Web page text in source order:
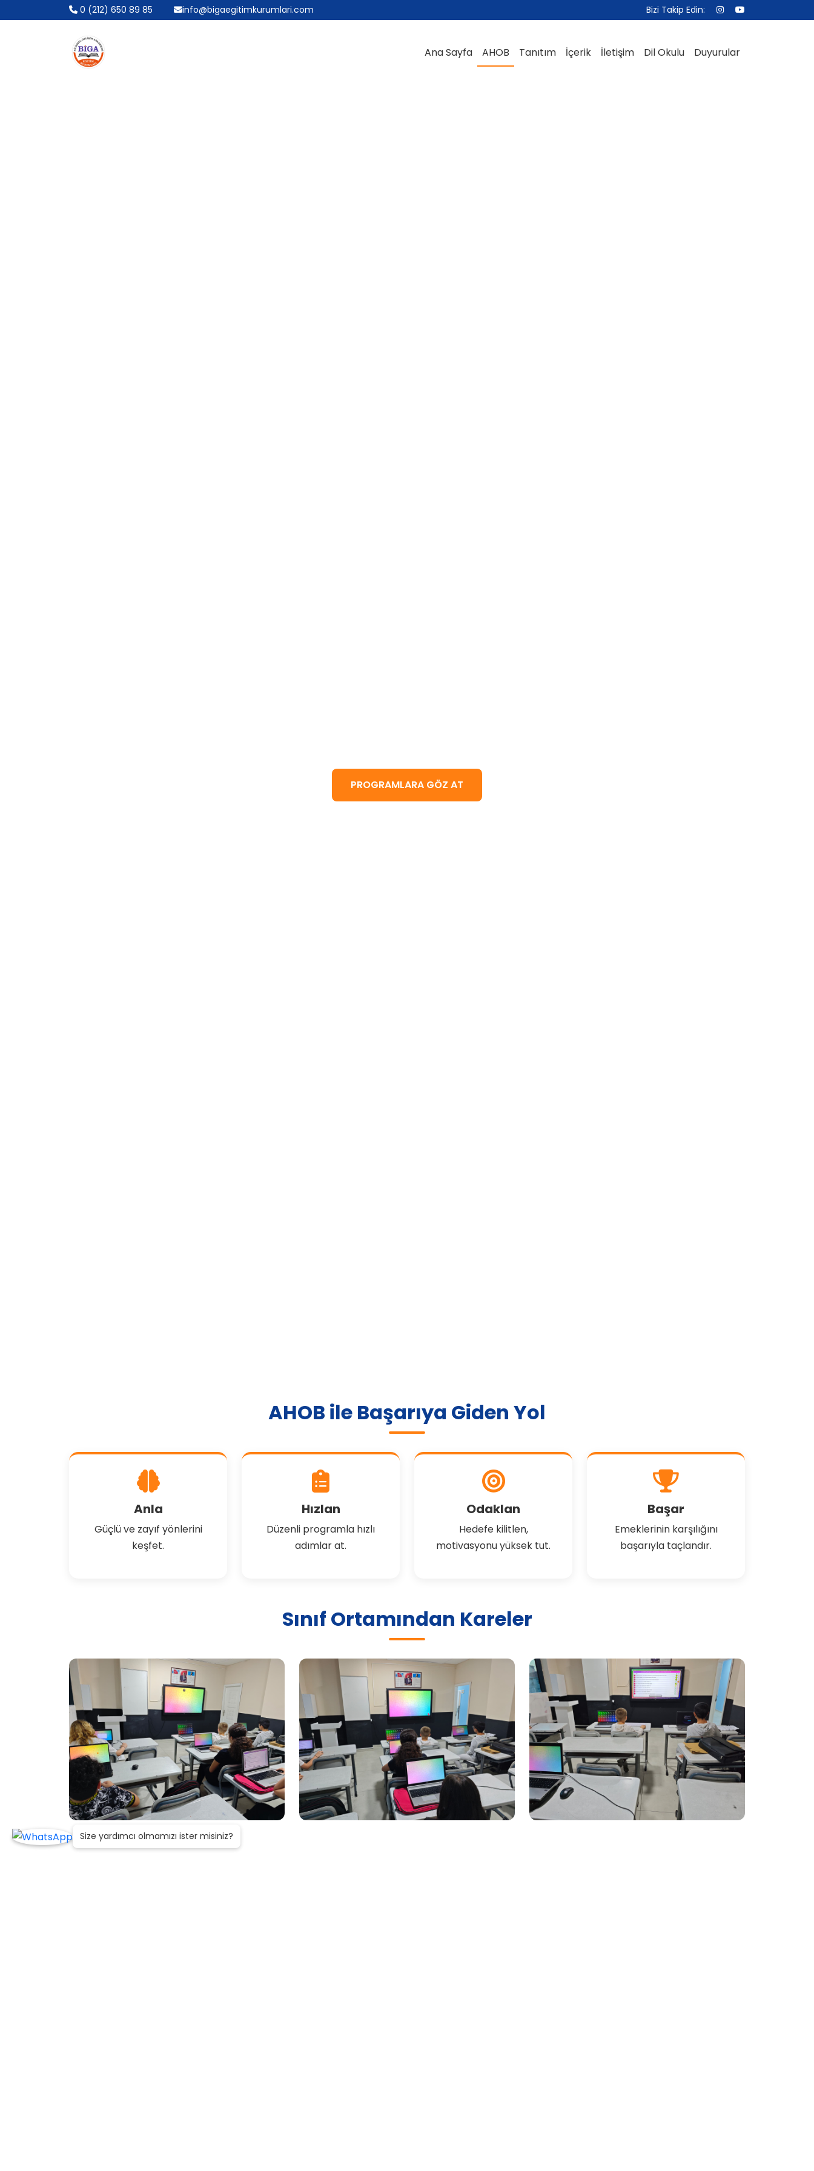
0 (212) 650 89 85 info@bigaegitimkurumlari.com Bizi Takip Edin:
Ana Sayfa AHOB Tanıtım İçerik İletişim Dil Okulu Duyurular
PROGRAMLARA GÖZ AT
AHOB ile Başarıya Giden Yol
Anla
Güçlü ve zayıf yönlerini
keşfet.
Hızlan
Düzenli programla hızlı
adımlar at.
Odaklan
Hedefe kilitlen,
motivasyonu yüksek tut.
Başar
Emeklerinin karşılığını
başarıyla taçlandır.
Sınıf Ortamından Kareler
Size yardımcı olmamızı ister misiniz?